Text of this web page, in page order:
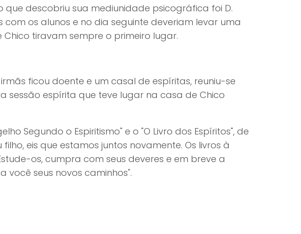
que descobriu sua mediunidade psicográfica foi D.
com os alunos e no dia seguinte deveriam levar uma
tiravam sempre o primeiro lugar.
ficou doente e um casal de espíritas, reuniu-se
sessão espírita que teve lugar na casa de Chico
Segundo o Espiritismo" e o "O Livro dos Espíritos", de
eis que estamos juntos novamente. Os livros à
os, cumpra com seus deveres e em breve a
seus novos caminhos".